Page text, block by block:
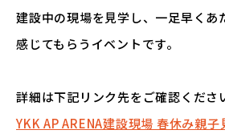
建設中の現場を見学し、一足早くあ
感じてもらうイベントです。
詳細は下記リンク先をご確認くださ
YKK AP ARENA建設現場 春休み親子